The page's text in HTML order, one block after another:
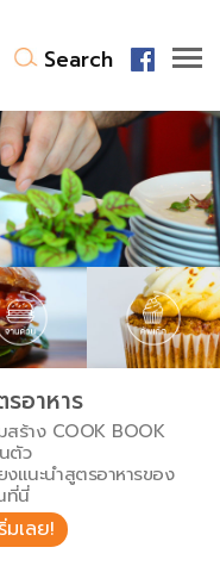
Search
อาหาร
สร้าง COOK BOOK
ตัว
งแนะนำสูตรอาหารของ
ที่นี่
มเลย!